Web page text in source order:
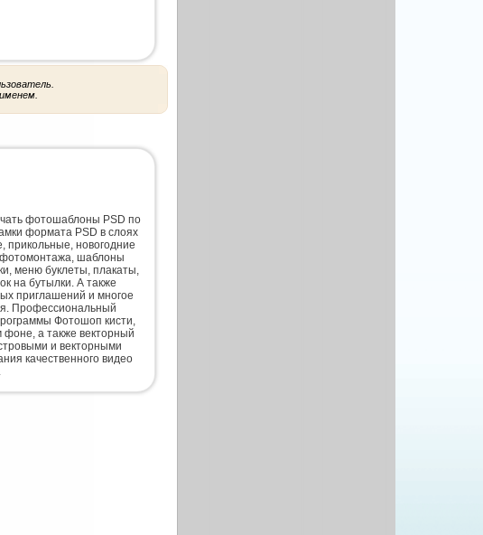
фотошаблоны PSD по
формата PSD в слоях
прикольные, новогодние
фотомонтажа, шаблоны
меню буклеты, плакаты,
на бутылки. А также
приглашений и многое
Профессиональный
Фотошоп кисти,
а также векторный
и векторными
качественного видео